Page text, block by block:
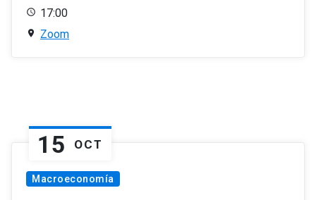
17:00
Zoom
15 OCT
Macroeconomía